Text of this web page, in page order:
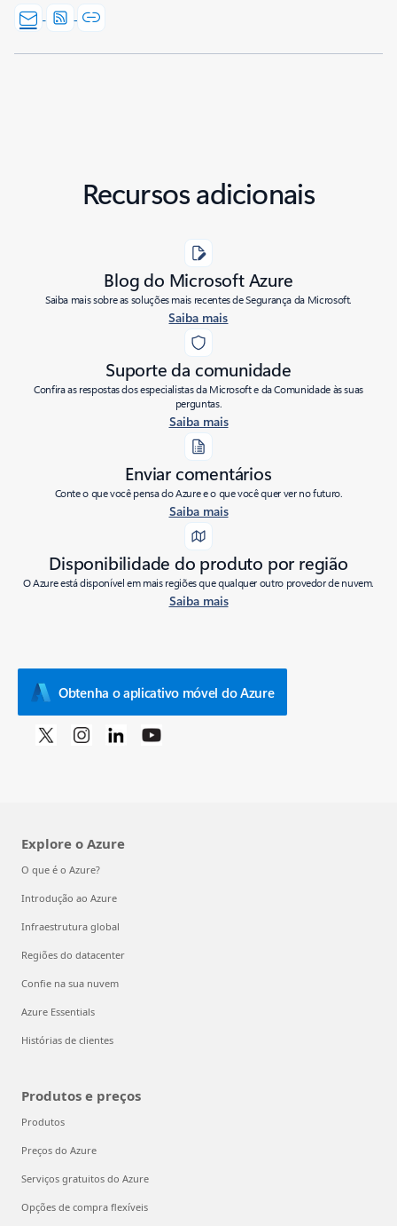
Recursos adicionais
Blog do Microsoft Azure
Saiba mais sobre as soluções mais recentes de Segurança da Microsoft.
Saiba mais
Suporte da comunidade
Confira as respostas dos especialistas da Microsoft e da Comunidade às suas
perguntas.
Saiba mais
Enviar comentários
Conte o que você pensa do Azure e o que você quer ver no futuro.
Saiba mais
Disponibilidade do produto por região
O Azure está disponível em mais regiões que qualquer outro provedor de nuvem.
Saiba mais
Obtenha o aplicativo móvel do Azure
Explore o Azure
O que é o Azure?
Introdução ao Azure
Infraestrutura global
Regiões do datacenter
Confie na sua nuvem
Azure Essentials
Histórias de clientes
Produtos e preços
Produtos
Preços do Azure
Serviços gratuitos do Azure
Opções de compra flexíveis